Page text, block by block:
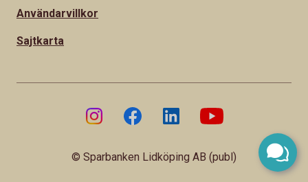
Användarvillkor
Sajtkarta
© Sparbanken Lidköping AB (publ)